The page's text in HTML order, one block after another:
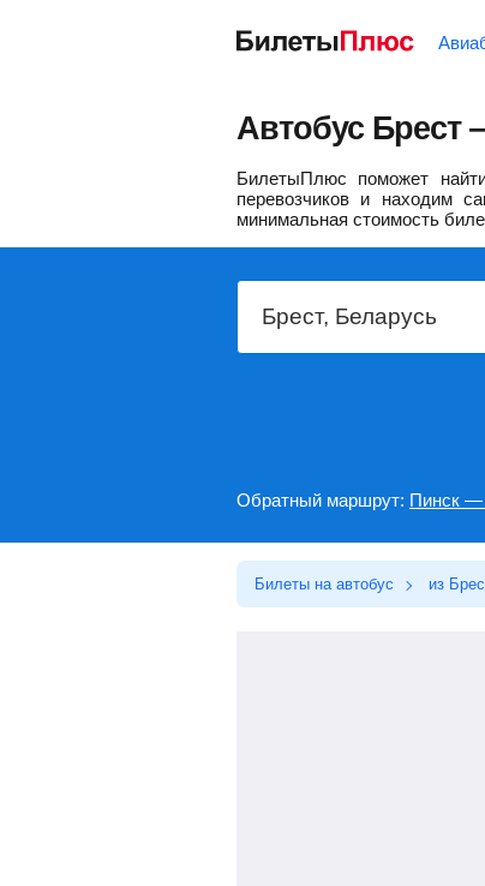
Автобус Брест
БилетыПлюс поможет
перевозчиков и находим
минимальная стоимость
Обратный маршрут: Пинск —
Билеты на автобус из